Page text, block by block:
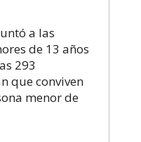
a las
de 13 años
293
que conviven
menor de